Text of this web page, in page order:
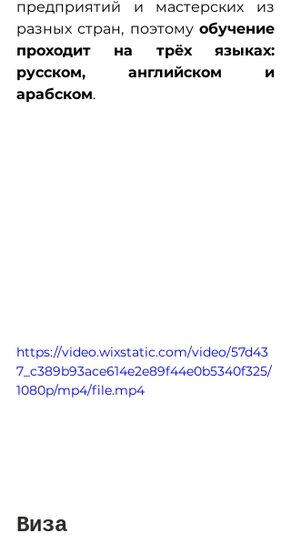
предприятий и мастерских из
разных стран, поэтому обучение
проходит на трёх языках:
русском, английском и
арабском.
https://video.wixstatic.com/video/57d43
7_c389b93ace614e2e89f44e0b5340f325/
1080p/mp4/file.mp4
Виза